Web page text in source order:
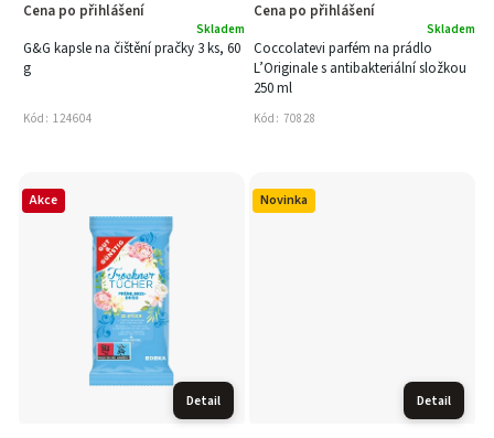
G&G kapsle na čištění pračky 3 ks, 60
g
Skladem
Cena po přihlášení
Kód: 124604
Coccolatevi parfém na prádlo
L’Originale s antibakteriální složkou
250 ml
Skladem
Cena po přihlášení
Kód: 70828
Akce
Detail
Novinka
Detail